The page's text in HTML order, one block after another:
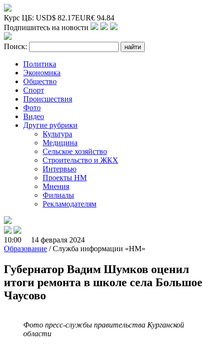
Курс ЦБ: USD$ 82.17EUR€ 94.84
Подпишитесь на новости
Поиск:
Политика
Экономика
Общество
Спорт
Происшествия
Фото
Видео
Другие рубрики
Культура
Медицина
Сельское хозяйство
Строительство и ЖКХ
Интервью
Проекты НМ
Мнения
Филиалы
Рекламодателям
10:00 14 февраля 2024
Образование / Служба информации «НМ»
Губернатор Вадим Шумков оценил
итоги ремонта в школе села Большое
Чаусово
Фото пресс-службы правительства Курганской
области